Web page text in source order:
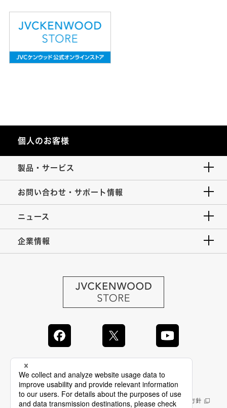
個人のお客様
製品・サービス
お問い合わせ・サポート情報
ニュース
企業情報
JVC Global
情報セキュリティ基本方針 製品安全に関する基本方針